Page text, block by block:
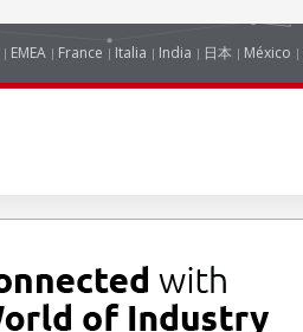
EMEA France Italia India 日本 México